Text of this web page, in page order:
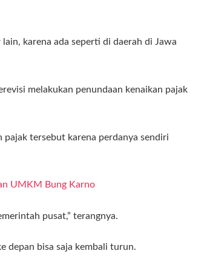
karena ada seperti di daerah di Jawa
melakukan penundaan kenaikan pajak
tersebut karena perdanya sendiri
UMKM Bung Karno
pusat,” terangnya.
depan bisa saja kembali turun.